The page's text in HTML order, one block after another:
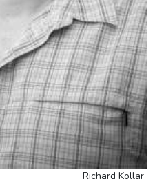
Richard Kollar